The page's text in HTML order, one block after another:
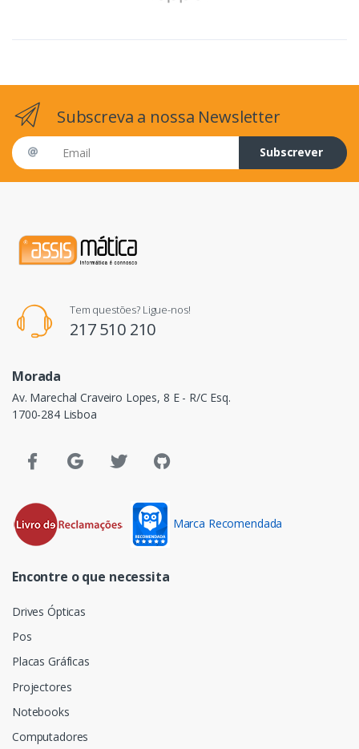
Subscreva a nossa Newsletter
Email address
Subscrever
Tem questões? Ligue-nos!
217 510 210
Morada
Av. Marechal Craveiro Lopes, 8 E - R/C Esq.
1700-284 Lisboa
Marca Recomendada
Encontre o que necessita
Drives Ópticas
Pos
Placas Gráficas
Projectores
Notebooks
Computadores